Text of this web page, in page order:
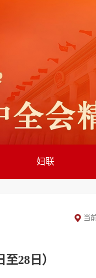
妇联
当
28日）